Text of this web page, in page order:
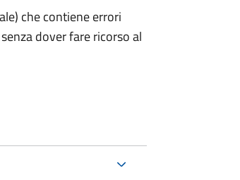
che contiene errori
dover fare ricorso al